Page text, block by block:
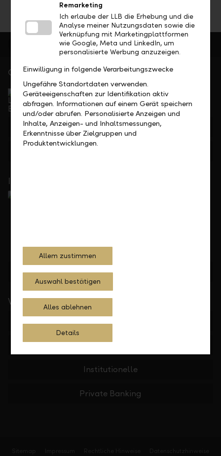
Gerne für Sie da
Service Direkt
Telefonisch erreichbar von Montag bis Freitag, 08.00
bis 17.30 Uhr
+423 236 88 11
In Ihrer Nähe
Standorte finden
Wichtige Links
Firmen
Institutionelle
Private Banking
Remarketing
Ich erlaube der LLB die Erhebung und die
Analyse meiner Nutzungsdaten sowie die
Verknüpfung mit Marketingplattformen
wie Google, Meta und LinkedIn, um
personalisierte Werbung anzuzeigen.
Einwilligung in folgende Verarbeitungszwecke
Ungefähre Standortdaten verwenden.
Geräteeigenschaften zur Identifikation aktiv
abfragen. Informationen auf einem Gerät speichern
und/oder abrufen. Personalisierte Anzeigen und
Inhalte, Anzeigen- und Inhaltsmessungen,
Erkenntnisse über Zielgruppen und
Produktentwicklungen.
Allem zustimmen
Auswahl bestätigen
Alles ablehnen
Details